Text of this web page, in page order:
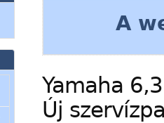
A
Yamaha
Új